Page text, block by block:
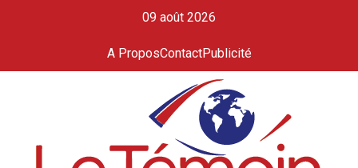
09 août 2026
A ProposContactPublicité